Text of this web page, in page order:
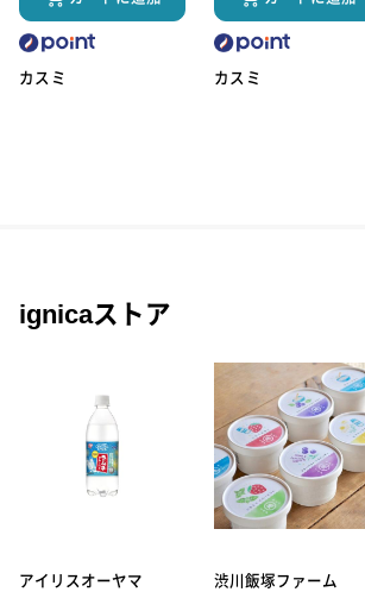
カスミ カスミ
ignicaストア
アイリスオーヤマ 渋川飯塚ファーム